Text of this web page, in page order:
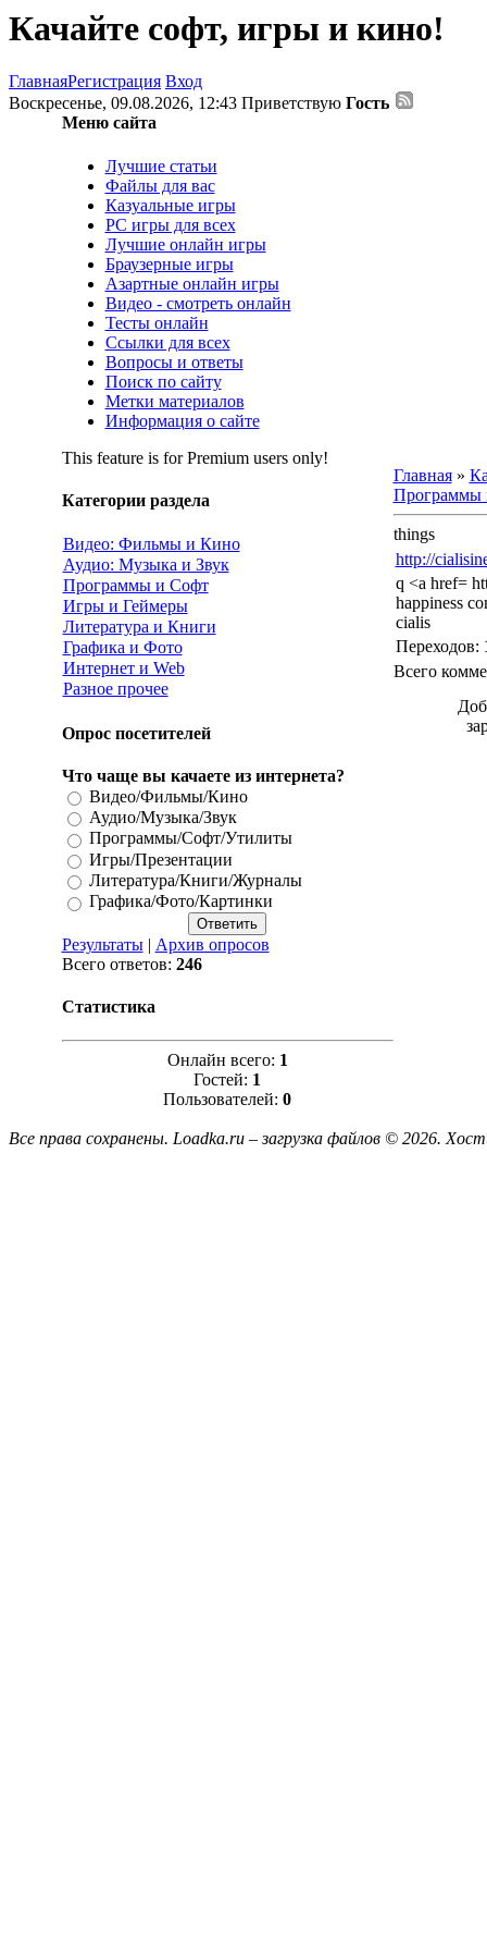
Качайте софт, игры и кино!
ГлавнаяРегистрация Вход
Воскресенье, 09.08.2026, 12:43 Приветствую Гость
Меню сайта
Лучшие статьи
Файлы для вас
Казуальные игры
PC игры для всех
Лучшие онлайн игры
Браузерные игры
Азартные онлайн игры
Видео - смотреть онлайн
Тесты онлайн
Ссылки для всех
Вопросы и ответы
Поиск по сайту
Метки материалов
Информация о сайте
This feature is for Premium users only!
Категории раздела
Видео: Фильмы и Кино
Аудио: Музыка и Звук
Программы и Софт
Игры и Геймеры
Литература и Книги
Графика и Фото
Интернет и Web
Разное прочее
Опрос посетителей
Что чаще вы качаете из интернета?
Видео/Фильмы/Кино
Аудио/Музыка/Звук
Программы/Софт/Утилиты
Игры/Презентации
Литература/Книги/Журналы
Графика/Фото/Картинки
Результаты| Архив опросов
Всего ответов: 246
Статистика
Онлайн всего: 1
Гостей: 1
Пользователей: 0
Главная»
Программы
things
http://
q <a href=
happiness
cialis
Переходов:
Всего
Все права сохранены. Loadka.ru – загрузка файлов © 2026.